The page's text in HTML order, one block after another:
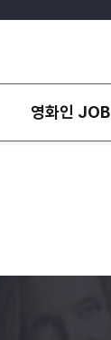
영화인 JOB